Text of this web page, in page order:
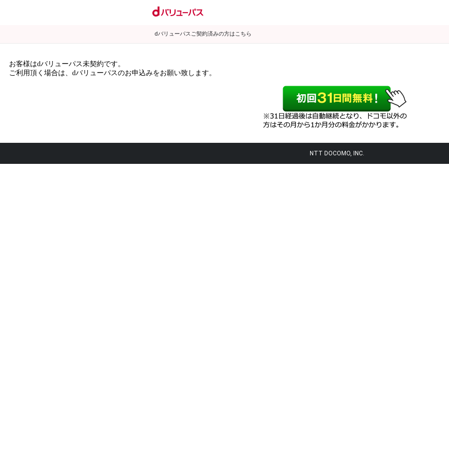
dバリューパスご契約済みの方はこちら
お客様はdバリューパス未契約です。
ご利用頂く場合は、dバリューパスのお申込みをお願い致します。
NTT DOCOMO, INC.